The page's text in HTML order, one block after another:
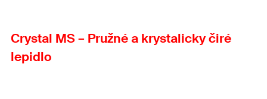
Crystal MS – Pružné a krystalicky čiré
lepidlo